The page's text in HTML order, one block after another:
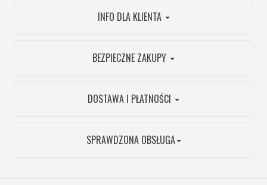
INFO DLA KLIENTA
BEZPIECZNE ZAKUPY
DOSTAWA I PŁATNOŚCI
SPRAWDZONA OBSŁUGA